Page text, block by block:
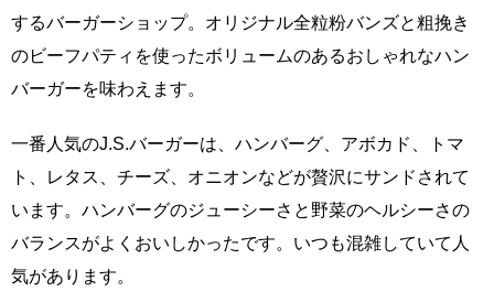
するバーガーショップ。オリジナル全粒粉バンズと粗挽き
のビーフパティを使ったボリュームのあるおしゃれなハン
バーガーを味わえます。
一番人気のJ.S.バーガーは、ハンバーグ、アボカド、トマ
ト、レタス、チーズ、オニオンなどが贅沢にサンドされて
います。ハンバーグのジューシーさと野菜のヘルシーさの
バランスがよくおいしかったです。いつも混雑していて人
気があります。